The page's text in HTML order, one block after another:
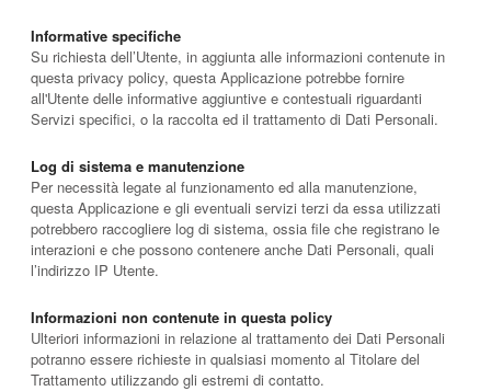
Informative specifiche
Su richiesta dell’Utente, in aggiunta alle informazioni contenute in
questa privacy policy, questa Applicazione potrebbe fornire
all'Utente delle informative aggiuntive e contestuali riguardanti
Servizi specifici, o la raccolta ed il trattamento di Dati Personali.
Log di sistema e manutenzione
Per necessità legate al funzionamento ed alla manutenzione,
questa Applicazione e gli eventuali servizi terzi da essa utilizzati
potrebbero raccogliere log di sistema, ossia file che registrano le
interazioni e che possono contenere anche Dati Personali, quali
l’indirizzo IP Utente.
Informazioni non contenute in questa policy
Ulteriori informazioni in relazione al trattamento dei Dati Personali
potranno essere richieste in qualsiasi momento al Titolare del
Trattamento utilizzando gli estremi di contatto.